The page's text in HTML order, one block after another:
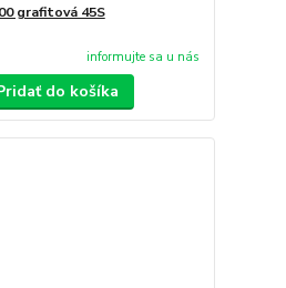
grafitová 45S
informujte sa u nás
do košíka